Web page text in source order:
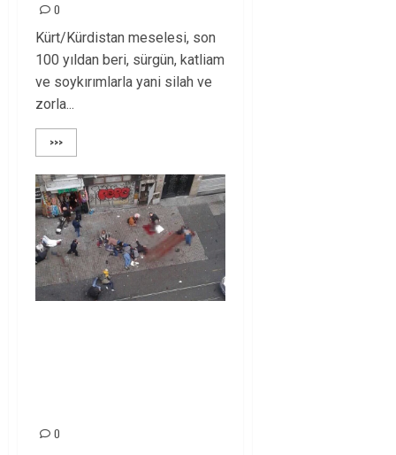
0
Kürt/Kürdistan meselesi, son
100 yıldan beri, sürgün, katliam
ve soykırımlarla yani silah ve
zorla...
>>>
0